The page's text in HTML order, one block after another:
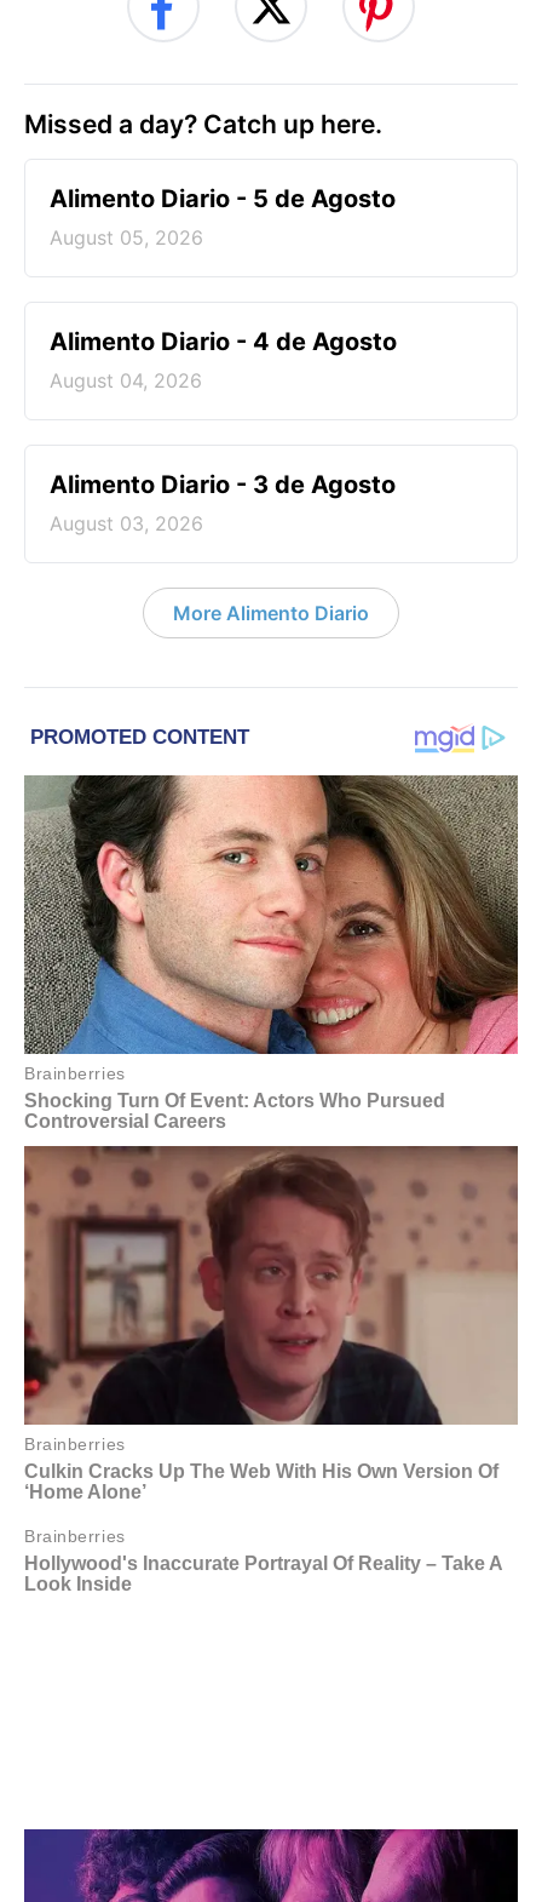
Missed a day? Catch up here.
Alimento Diario - 5 de Agosto
August 05, 2026
Alimento Diario - 4 de Agosto
August 04, 2026
Alimento Diario - 3 de Agosto
August 03, 2026
More Alimento Diario